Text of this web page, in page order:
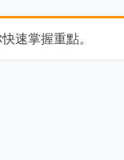
速掌握重點。